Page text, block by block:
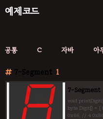
예제코드
공통 C 자바 아
7-Segment 1
7-Segment
void
byte Digit[] =
0x66, // 4